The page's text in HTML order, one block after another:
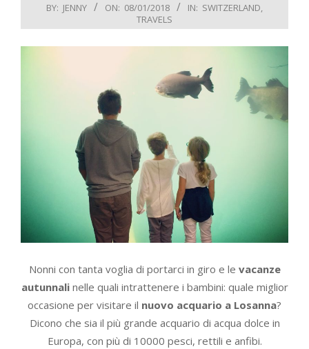
BY: JENNY ON: 08/01/2018 IN: SWITZERLAND,
TRAVELS
Nonni con tanta voglia di portarci in giro e le vacanze
autunnalinelle quali intrattenere i bambini: quale miglior
occasione per visitare il nuovo acquario a Losanna?
Dicono che sia il più grande acquario di acqua dolce in
Europa, con più di 10000 pesci, rettili e anfibi.